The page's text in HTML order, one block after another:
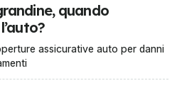
quando
assicurative auto per danni